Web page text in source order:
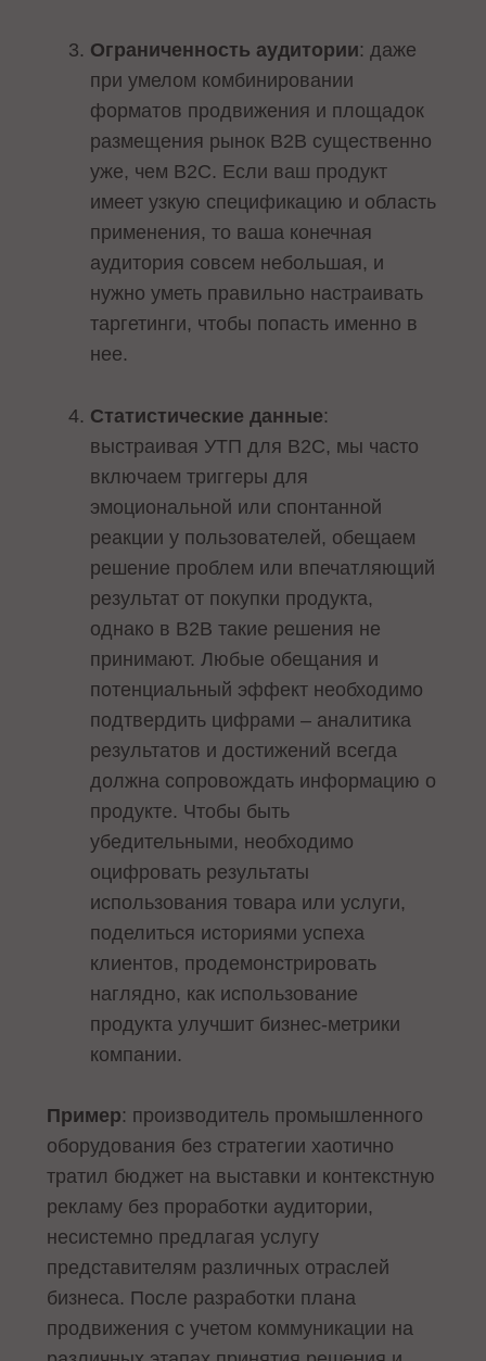
Ограниченность аудитории: даже
при умелом комбинировании
форматов продвижения и площадок
размещения рынок B2B существенно
уже, чем B2C. Если ваш продукт
имеет узкую спецификацию и область
применения, то ваша конечная
аудитория совсем небольшая, и
нужно уметь правильно настраивать
таргетинги, чтобы попасть именно в
нее.
Статистические данные:
выстраивая УТП для B2C, мы часто
включаем триггеры для
эмоциональной или спонтанной
реакции у пользователей, обещаем
решение проблем или впечатляющий
результат от покупки продукта,
однако в B2B такие решения не
принимают. Любые обещания и
потенциальный эффект необходимо
подтвердить цифрами – аналитика
результатов и достижений всегда
должна сопровождать информацию о
продукте. Чтобы быть
убедительными, необходимо
оцифровать результаты
использования товара или услуги,
поделиться историями успеха
клиентов, продемонстрировать
наглядно, как использование
продукта улучшит бизнес-метрики
компании.
Пример: производитель промышленного
оборудования без стратегии хаотично
тратил бюджет на выставки и контекстную
рекламу без проработки аудитории,
несистемно предлагая услугу
представителям различных отраслей
бизнеса. После разработки плана
продвижения с учетом коммуникации на